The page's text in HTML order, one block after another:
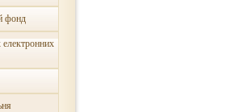
фонд
електронних